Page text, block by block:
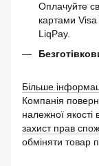
Оплачуйте
картами Visa
LiqPay.
Більше
Компанія
належної якості
захист прав
обміняти товар